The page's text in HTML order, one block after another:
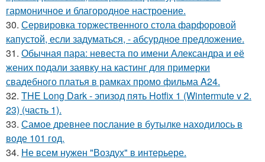
гармоничное и благородное настроение.
30. Сервировка торжественного стола фарфоровой
капустой, если задуматься, - абсурдное предложение.
31. Обычная пара: невеста по имени Александра и её
жених подали заявку на кастинг для примерки
свадебного платья в рамках промо фильма A24.
32. THE Long Dark - эпизод пять Hotfix 1 (Wintermute v 2.
23) (часть 1).
33. Самое древнее послание в бутылке находилось в
воде 101 год.
34. Не всем нужен "Воздух" в интерьере.